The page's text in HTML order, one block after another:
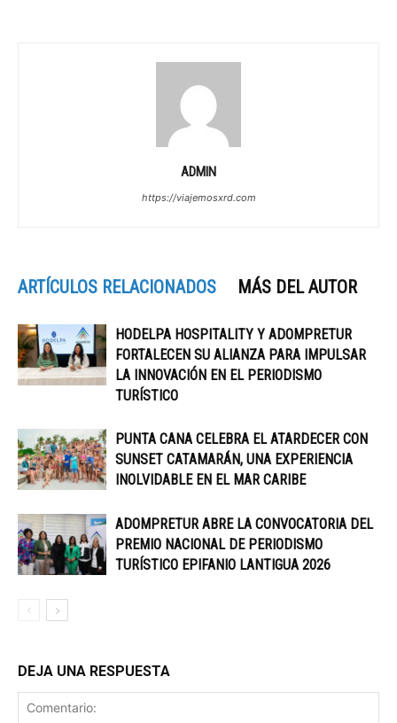
ADMIN
https://viajemosxrd.com
ARTÍCULOS RELACIONADOS MÁS DEL AUTOR
HODELPA HOSPITALITY Y ADOMPRETUR
FORTALECEN SU ALIANZA PARA IMPULSAR
LA INNOVACIÓN EN EL PERIODISMO
TURÍSTICO
PUNTA CANA CELEBRA EL ATARDECER CON
SUNSET CATAMARÁN, UNA EXPERIENCIA
INOLVIDABLE EN EL MAR CARIBE
ADOMPRETUR ABRE LA CONVOCATORIA DEL
PREMIO NACIONAL DE PERIODISMO
TURÍSTICO EPIFANIO LANTIGUA 2026
DEJA UNA RESPUESTA